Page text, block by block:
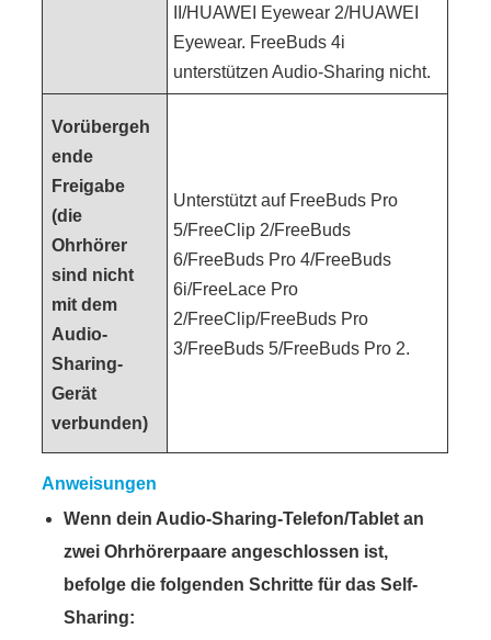
II/HUAWEI Eyewear 2/HUAWEI
Eyewear. FreeBuds 4i
unterstützen Audio-Sharing nicht.
Vorübergeh
ende
Freigabe
(die
Ohrhörer
sind nicht
mit dem
Audio-
Sharing-
Gerät
verbunden)
Unterstützt auf FreeBuds Pro
5/FreeClip 2/FreeBuds
6/FreeBuds Pro 4/FreeBuds
6i/FreeLace Pro
2/FreeClip/FreeBuds Pro
3/FreeBuds 5/FreeBuds Pro 2.
Anweisungen
Wenn dein Audio-Sharing-Telefon/Tablet an
zwei Ohrhörerpaare angeschlossen ist,
befolge die folgenden Schritte für das Self-
Sharing: